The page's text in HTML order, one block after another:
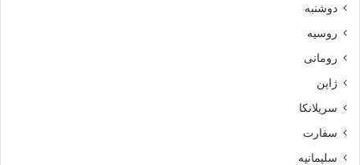
دوشنبه
روسیه
رومانی
ژاپن
سریلانکا
سفارت
سلیمانیه